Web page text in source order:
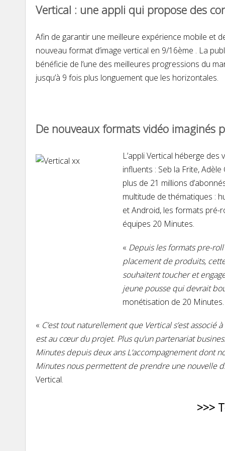
Vertical : une appli qui propose des
Afin de garantir une meilleure expérience mobile et
nouveau format d’image vertical en 9/16ème . La
bénéficie de l’une des meilleures progressions du
jusqu’à 9 fois plus longuement que les horizontales.
De nouveaux formats vidéo imaginés
L’appli Vertical héberge
influents : Seb la Frite,
plus de 21 millions
multitude de thématiques :
et Android, les formats pré-
équipes 20 Minutes.
« Depuis les formats pre-
placement de produits,
souhaitent toucher et
jeune pousse qui devrait
monétisation de 20 Minutes.
« C’est tout naturellement que Vertical s’est
est au cœur du projet. Plus qu’un partenariat
Minutes depuis deux ans L’accompagnement dont
Minutes nous permettent de prendre une nouvelle
Vertical.
>>>